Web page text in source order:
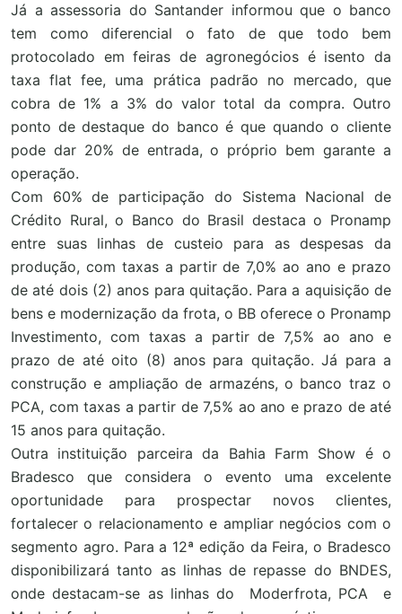
Já a assessoria do Santander informou que o banco
tem como diferencial o fato de que todo bem
protocolado em feiras de agronegócios é isento da
taxaflat fee, uma prática padrão no mercado, que
cobra de 1% a 3% do valor total da compra. Outro
ponto de destaque do banco é que quando o cliente
pode dar 20% de entrada, o próprio bem garante a
operação.
Com 60% de participação do Sistema Nacional de
Crédito Rural, o Banco do Brasil destaca o Pronamp
entre suas linhas de custeio para as despesas da
produção, com taxas a partir de 7,0% ao ano e prazo
de até dois (2) anos para quitação. Para a aquisição de
bens e modernização da frota, o BB oferece o Pronamp
Investimento, com taxas a partir de 7,5% ao ano e
prazo de até oito (8) anos para quitação. Já para a
construção e ampliação de armazéns, o banco traz o
PCA, com taxas a partir de 7,5% ao ano e prazo de até
15 anos para quitação.
Outra instituição parceira da Bahia Farm Show é o
Bradesco que considera o evento uma excelente
oportunidade para prospectar novos clientes,
fortalecer o relacionamento e ampliar negócios com o
segmento agro. Para a 12ª edição da Feira, o Bradesco
disponibilizará tanto as linhas de repasse do BNDES,
onde destacam-se as linhas do Moderfrota, PCA e